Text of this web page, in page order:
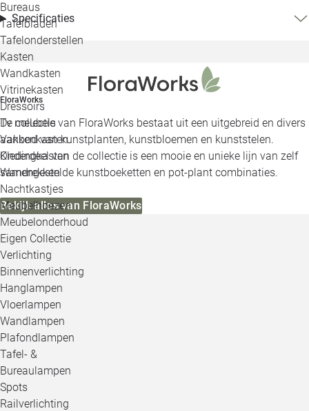
Bureaus
Tafelbladen
Tafelonderstellen
Kasten
Wandkasten
Vitrinekasten
Dressoirs
Tv meubels
Vakkenkasten
Kledingkasten
Wandrekken
Nachtkastjes
Meubelhoezen
Meubelonderhoud
Eigen Collectie
Verlichting
Binnenverlichting
Hanglampen
Vloerlampen
Wandlampen
Plafondlampen
Tafel- &
Bureaulampen
Spots
Railverlichting
Specificaties
FloraWorks
De collectie van FloraWorks bestaat uit een uitgebreid en divers
aanbod van kunstplanten, kunstbloemen en kunststelen.
Onderdeel van de collectie is een mooie en unieke lijn van zelf
samengestelde kunstboeketten en pot-plant combinaties.
Bekijk alles van FloraWorks